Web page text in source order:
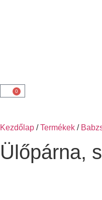
0
Kezdőlap /Termékek /
Ülőpárna,